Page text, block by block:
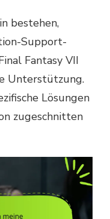
bestehen,
Support-
Fantasy VII
Unterstützung.
Lösungen
zugeschnitten